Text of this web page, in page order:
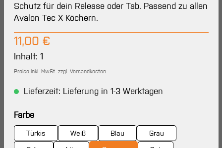
Schutz für dein Release oder Tab. Passend zu allen
Avalon Tec X Köchern.
Regulärer Preis:
11,00 €
Inhalt: 1
Preise inkl. MwSt. zzgl. Versandkosten
Lieferzeit: Lieferung in 1-3 Werktagen
Farbeauswählen
Türkis Weiß Blau
Grau